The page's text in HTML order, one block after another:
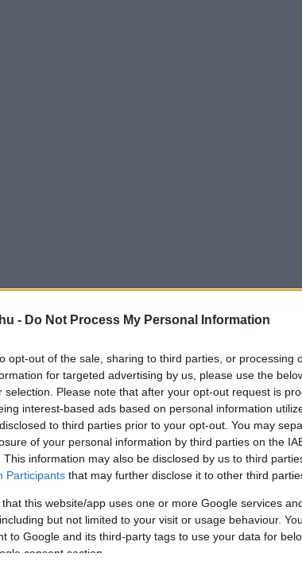
- Do Not Process My Personal Information
opt-out of the sale, sharing to third parties, or processing
for targeted advertising by us, please use the
selection. Please note that after your opt-out request is
interest-based ads based on personal information
to third parties prior to your opt-out. You may
of your personal information by third parties on the
This information may also be disclosed by us to third
Participants that may further disclose it to other third
that this website/app uses one or more Google services
but not limited to your visit or usage behaviour.
to Google and its third-party tags to use your data for
consent section.
egy emailt a pulicast@pm.me címre.
Illetve
Spotify-onés azApple podcastappjában is.
#ryan reynolds #hugh jackman
#szörnyeteg
Tetszik